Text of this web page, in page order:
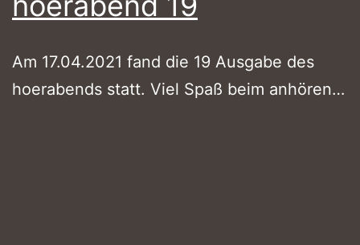
Am 17.04.2021 fand die 19 Ausgabe des
hoerabends statt. Viel Spaß beim anhören…